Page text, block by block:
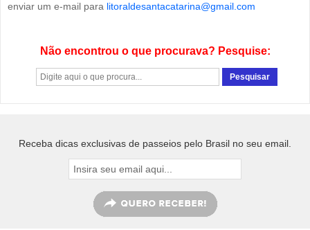
enviar um e-mail para litoraldesantacatarina@gmail.com
Não encontrou o que procurava? Pesquise:
Receba dicas exclusivas de passeios pelo Brasil no seu email.